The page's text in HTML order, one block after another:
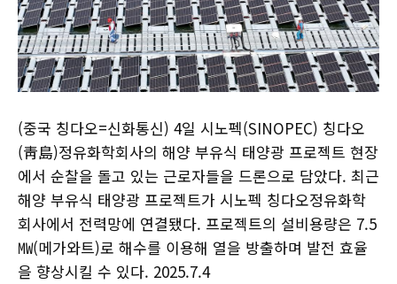
(중국 칭다오=신화통신) 4일 시노펙(SINOPEC) 칭다오
(靑島)정유화학회사의 해양 부유식 태양광 프로젝트 현장
에서 순찰을 돌고 있는 근로자들을 드론으로 담았다. 최근
해양 부유식 태양광 프로젝트가 시노펙 칭다오정유화학
회사에서 전력망에 연결됐다. 프로젝트의 설비용량은 7.5
㎿(메가와트)로 해수를 이용해 열을 방출하며 발전 효율
을 향상시킬 수 있다. 2025.7.4